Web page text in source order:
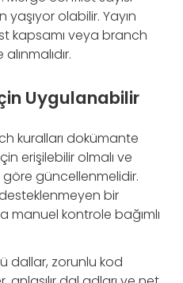
olabilir. Yayın
kapsamı veya branch
Uygulanabilir
kuralları dokümante
erişilebilir olmalı ve
güncellenmelidir.
bir
manuel kontrole bağımlı
dallar, zorunlu kod